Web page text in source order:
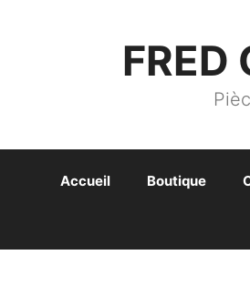
FRED
Accueil Boutique